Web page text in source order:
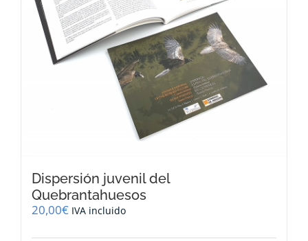
Dispersión juvenil del
Quebrantahuesos
20,00€ IVA incluido